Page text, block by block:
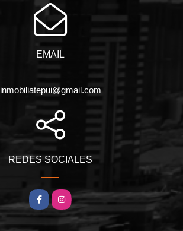
EMAIL
inmobiliatepui@gmail.com
REDES SOCIALES
FacebookInstagram